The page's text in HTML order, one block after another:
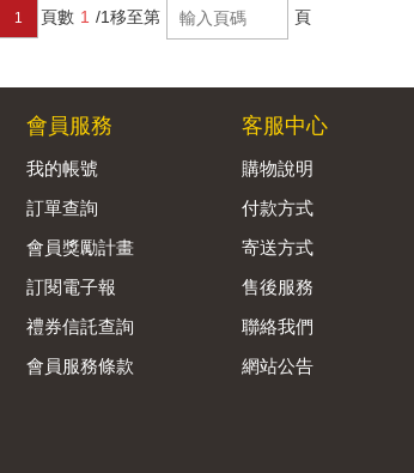
1 頁數 1 /1移至第 頁
會員服務
我的帳號
訂單查詢
會員獎勵計畫
訂閱電子報
禮券信託查詢
會員服務條款
客服中心
購物說明
付款方式
寄送方式
售後服務
聯絡我們
網站公告